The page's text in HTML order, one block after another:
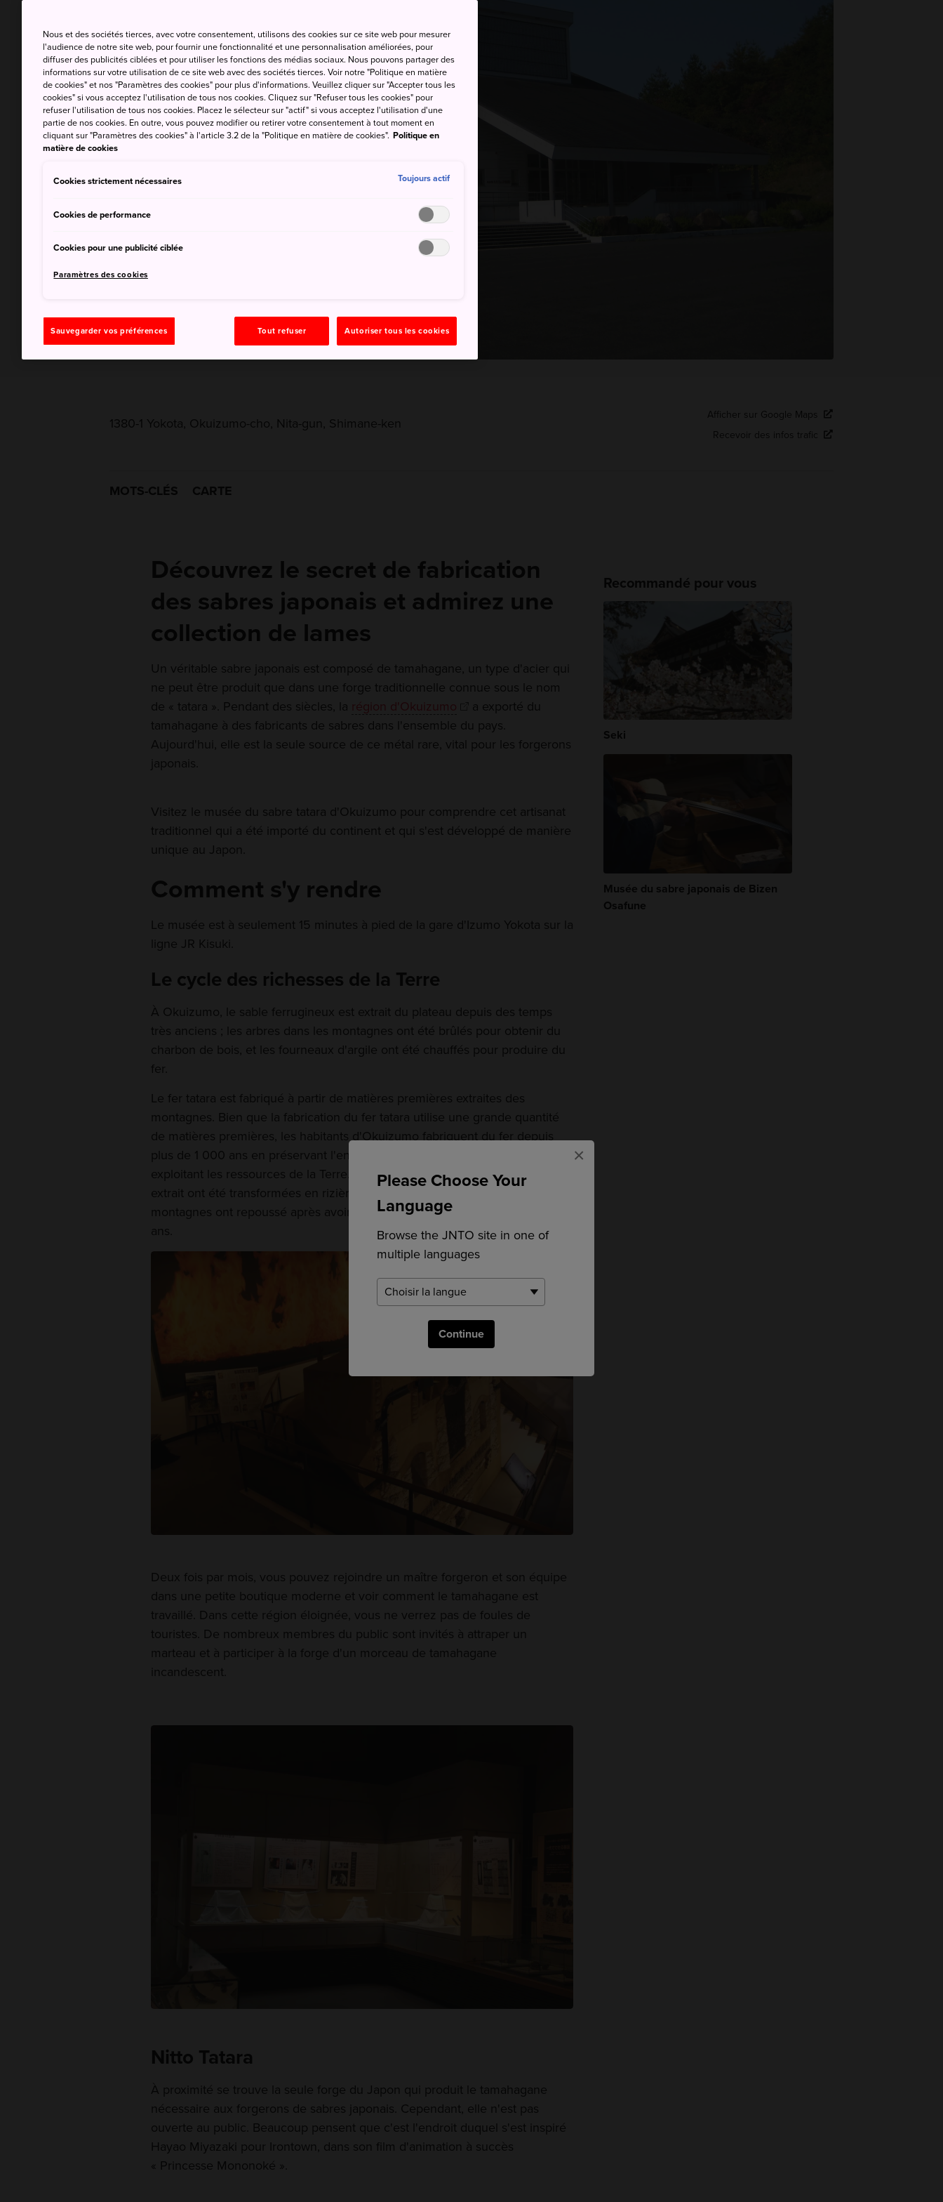
Please Choose Your
Language
Browse the JNTO site in one of
multiple languages
Continue
×
1380-1 Yokota, Okuizumo-cho, Nita-gun, Shimane-ken
Afficher sur Google Maps
Recevoir des infos trafic
MOTS-CLÉS CARTE
Découvrez le secret de fabrication
des sabres japonais et admirez une
collection de lames
Un véritable sabre japonais est composé de tamahagane, un type d'acier qui
ne peut être produit que dans une forge traditionnelle connue sous le nom
de « tatara ». Pendant des siècles, la région d'Okuizumo
a exporté du
tamahagane à des fabricants de sabres dans l'ensemble du pays.
Aujourd'hui, elle est la seule source de ce métal rare, vital pour les forgerons
japonais.
Visitez le musée du sabre tatara d'Okuizumo pour comprendre cet artisanat
traditionnel qui a été importé du continent et qui s'est développé de manière
unique au Japon.
Comment s'y rendre
Le musée est à seulement 15 minutes à pied de la gare d'Izumo Yokota sur la
ligne JR Kisuki.
Le cycle des richesses de la Terre
À Okuizumo, le sable ferrugineux est extrait du plateau depuis des temps
très anciens ; les arbres dans les montagnes ont été brûlés pour obtenir du
charbon de bois, et les fourneaux d'argile ont été chauffés pour produire du
fer.
Le fer tatara est fabriqué à partir de matières premières extraites des
montagnes. Bien que la fabrication du fer tatara utilise une grande quantité
de matières premières, les habitants d'Okuizumo fabriquent du fer depuis
plus de 1 000 ans en préservant l'environnement naturel, plutôt qu'en
exploitant les ressources de la Terre. Les terres où le sable ferrugineux a été
extrait ont été transformées en rizières et les forêts situées dans les
montagnes ont repoussé après avoir été laissées à l'abandon pendant 30
ans.
Deux fois par mois, vous pouvez rejoindre un maître forgeron et son équipe
dans une petite boutique moderne et voir comment le tamahagane est
travaillé. Dans cette région éloignée, vous ne verrez pas de foules de
touristes. De nombreux membres du public sont invités à attraper un
marteau et à participer à la forge d'un morceau de tamahagane
incandescent.
Nitto Tatara
À proximité se trouve la seule forge du Japon qui produit le tamahagane
nécessaire aux forgerons de sabres japonais. Cependant, elle n'est pas
ouverte au public. Beaucoup pensent que c'est l'endroit duquel s'est inspiré
Hayao Miyazaki pour Irontown, dans son film d'animation à succès
« Princesse Mononoké ».
Recommandé pour vous
Seki
Musée du sabre japonais de Bizen
Osafune
Nous et des sociétés tierces, avec votre consentement, utilisons des cookies sur ce site web pour mesurer
l'audience de notre site web, pour fournir une fonctionnalité et une personnalisation améliorées, pour
diffuser des publicités ciblées et pour utiliser les fonctions des médias sociaux. Nous pouvons partager des
informations sur votre utilisation de ce site web avec des sociétés tierces. Voir notre "Politique en matière
de cookies" et nos "Paramètres des cookies" pour plus d'informations. Veuillez cliquer sur "Accepter tous les
cookies" si vous acceptez l'utilisation de tous nos cookies. Cliquez sur "Refuser tous les cookies" pour
refuser l'utilisation de tous nos cookies. Placez le sélecteur sur "actif" si vous acceptez l'utilisation d'une
partie de nos cookies. En outre, vous pouvez modifier ou retirer votre consentement à tout moment en
cliquant sur "Paramètres des cookies" à l'article 3.2 de la "Politique en matière de cookies". Politique en
matière de cookies
Cookies strictement nécessaires Toujours actif
Cookies de performance
Cookies pour une publicité ciblée
Paramètres des cookies
Sauvegarder vos préférences Tout refuser Autoriser tous les cookies